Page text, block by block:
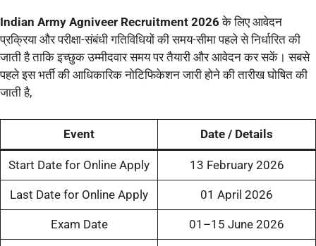
Indian Army Agniveer Recruitment 2026के लिए आवेदन
प्रक्रिया और परीक्षा-संबंधी गतिविधियों की समय-सीमा पहले से निर्धारित की
जाती है ताकि इच्छुक उम्मीदवार समय पर तैयारी और आवेदन कर सकें। सबसे
पहले इस भर्ती की आधिकारिक नोटिफिकेशन जारी होने की तारीख घोषित की
जाती है,
Event Date / Details
Start Date for Online Apply 13 February 2026
Last Date for Online Apply 01 April 2026
Exam Date 01–15 June 2026